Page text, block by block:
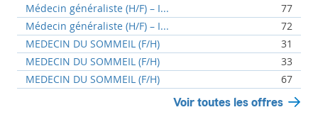
Médecin généraliste (H/F) – I...
77
Médecin généraliste (H/F) – I...
72
MEDECIN DU SOMMEIL (F/H)
31
MEDECIN DU SOMMEIL (F/H)
33
MEDECIN DU SOMMEIL (F/H)
67
Voir toutes les offres